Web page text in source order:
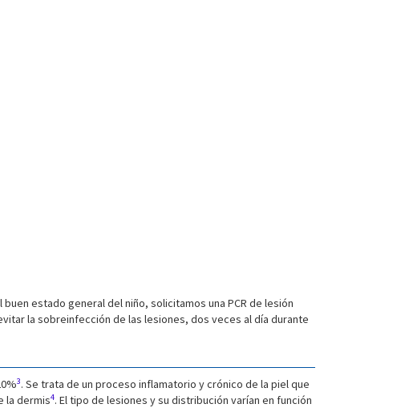
estado general del niño, solicitamos una PCR de lesión
la sobreinfección de las lesiones, dos veces al día durante
3. Se trata de un proceso inflamatorio y crónico de la piel que
la dermis4. El tipo de lesiones y su distribución varían en función